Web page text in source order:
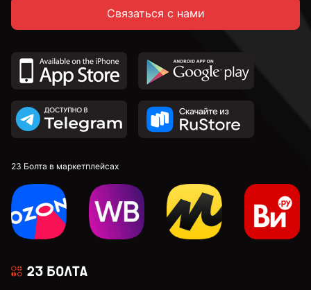
С неполной резьбой
DIN 912 с внутренним шестигранником и
цилиндрической головкой
DIN 7991 c потайной головкой и внутренним
шестигранником
DIN 913 установочные с внутренним шестигранником
к.п. 4,8
Связаться с нами
23 Болта в маркетплейсах